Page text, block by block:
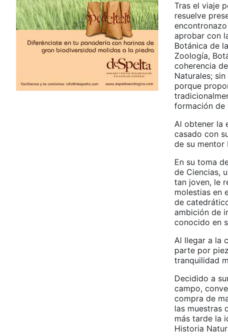
Tras el viaje
resuelve
aprobar con
Botánica de
Zoología,
coherencia
Naturales;
porque
formación de
Al obtener la
casado con
de su mentor
En su toma
de Ciencias,
tan joven, le
molestias en
de
ambición de
conocido en
Al llegar a la
parte por
tranquilidad
Decidido a
campo,
compra de
las muestras
más tarde la
Historia